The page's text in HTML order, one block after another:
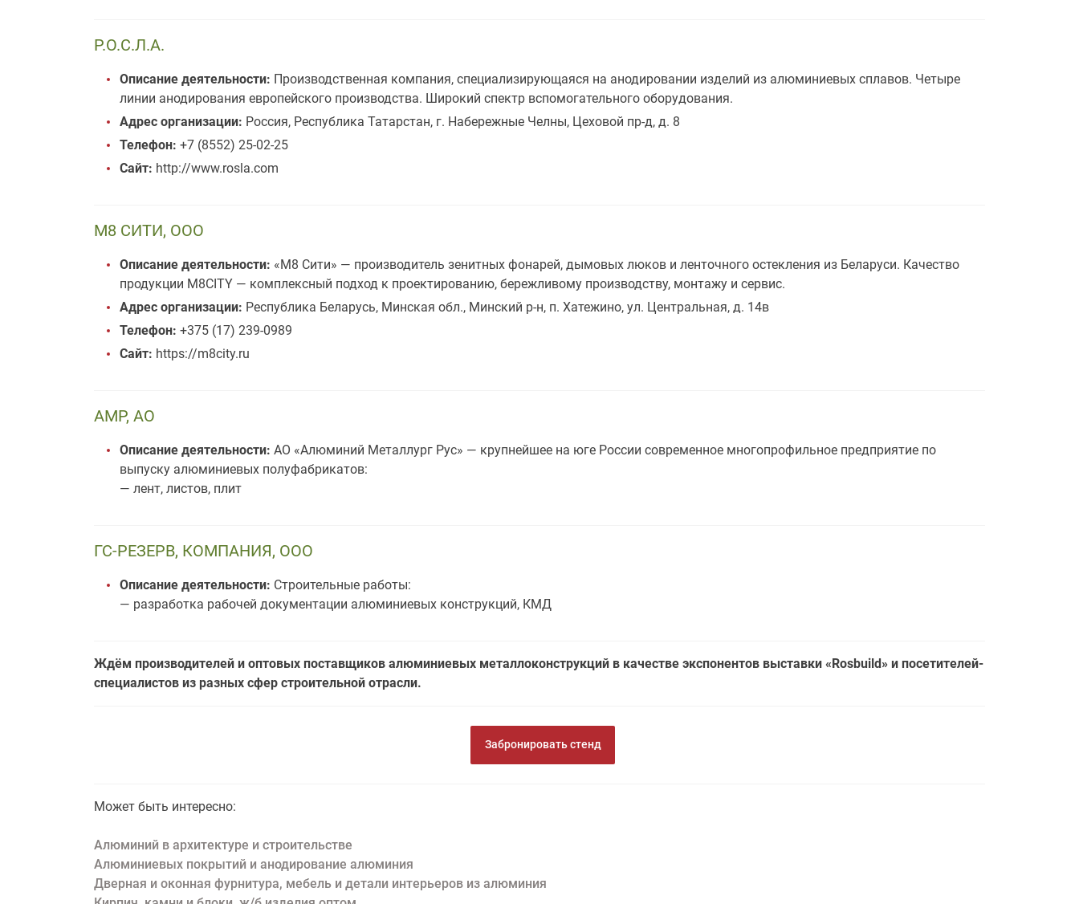
Р.О.С.Л.А.
Описание деятельности: Производственная компания, специализирующаяся на анодировании изделий из алюминиевых сплавов. Четыре
линии анодирования европейского производства. Широкий спектр вспомогательного оборудования.
Адрес организации: Россия, Республика Татарстан, г. Набережные Челны, Цеховой пр-д, д. 8
Телефон: +7 (8552) 25-02-25
Сайт: http://www.rosla.com
М8 СИТИ, ООО
Описание деятельности: «М8 Сити» — производитель зенитных фонарей, дымовых люков и ленточного остекления из Беларуси. Качество
продукции M8CITY — комплексный подход к проектированию, бережливому производству, монтажу и сервис.
Адрес организации: Республика Беларусь, Минская обл., Минский р-н, п. Хатежино, ул. Центральная, д. 14в
Телефон: +375 (17) 239-0989
Сайт: https://m8city.ru
АМР, АО
Описание деятельности: АО «Алюминий Металлург Рус» — крупнейшее на юге России современное многопрофильное предприятие по
выпуску алюминиевых полуфабрикатов:
— лент, листов, плит
ГС-РЕЗЕРВ, КОМПАНИЯ, ООО
Описание деятельности: Строительные работы:
— разработка рабочей документации алюминиевых конструкций, КМД
Ждём производителей и оптовых поставщиков алюминиевых металлоконструкций в качестве экспонентов выставки «Rosbuild» и посетителей-
специалистов из разных сфер строительной отрасли.
Забронировать стенд
Может быть интересно:
Алюминий в архитектуре и строительстве
Алюминиевых покрытий и анодирование алюминия
Дверная и оконная фурнитура, мебель и детали интерьеров из алюминия